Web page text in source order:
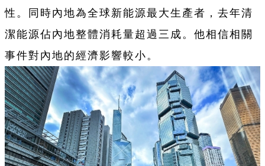
性。同時內地為全球新能源最大生產者，去年清
潔能源佔內地整體消耗量超過三成。他相信相關
事件對內地的經濟影響較小。